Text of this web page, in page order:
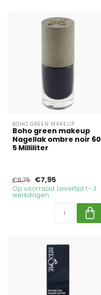
BOHO GREEN MAKEUP
Boho green makeup
Nagellak ombre noir 60
5 Milliliter
€8,75 €7,95
Op voorraad. Levertijd 1 - 3
werkdagen